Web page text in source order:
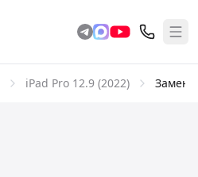
iPad Pro 12.9 (2022)